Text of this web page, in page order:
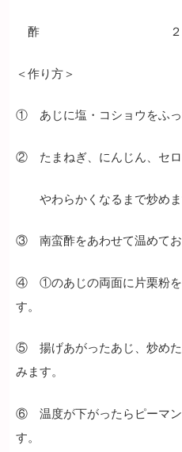
酢 ２０ｃ
＜作り方＞
① あじに塩・コショウをふっ
② たまねぎ、にんじん、セロ
やわらかくなるまで炒めま
③ 南蛮酢をあわせて温めてお
④ ①のあじの両面に片栗粉を
す。
⑤ 揚げあがったあじ、炒めた
みます。
⑥ 温度が下がったらピーマン
す。